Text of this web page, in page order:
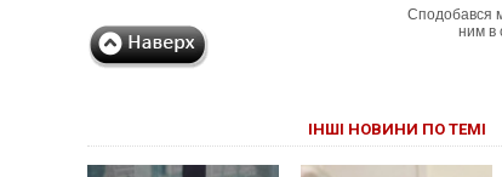
Сподобався
ним в
ІНШІ НОВИНИ ПО ТЕМІ